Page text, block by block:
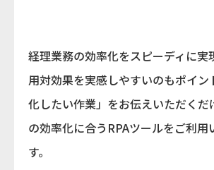
経理業務の効率化をスピーディに実
用対効果を実感しやすいのもポイン
化したい作業」をお伝えいただくだ
の効率化に合うRPAツールをご利用
す。